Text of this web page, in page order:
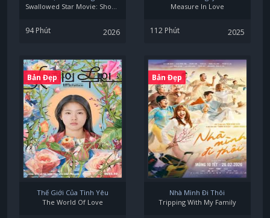
Swallowed Star Movie: Showdown On Primeval Star
94 Phút 2026
Measure In Love
112 Phút 2025
Bản Đẹp
Thế Giới Của Tình Yêu
The World Of Love
Bản Đẹp
Nhà Mình Đi Thôi
Tripping With My Family